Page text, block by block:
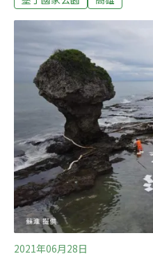
過台北市 衝擊小琉球、墾
海的2號浮筒，22日發生重
大洩漏值為5萬公升。由於
從源頭（2號浮筒）擴散，
琉球岸際，嚴重衝擊正值
更發現油污已蔓延至墾丁
白化衝擊的珊瑚礁生態系更
油污至今仍未完全清除，不
漁業及觀光資源。昨日立委
2021年06月28日